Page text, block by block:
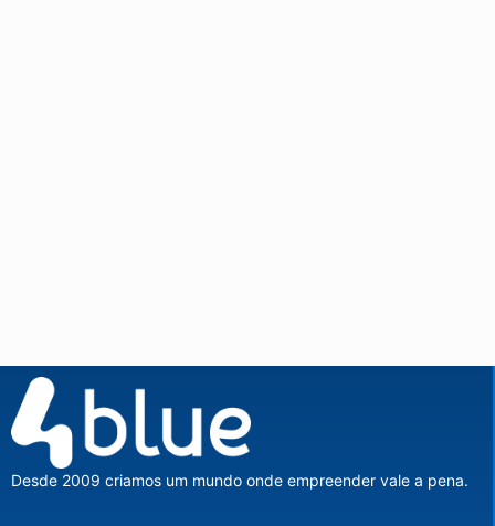
Desde 2009 criamos um mundo onde empreender vale a pena.